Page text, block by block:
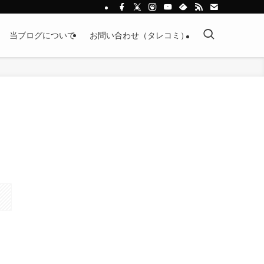
当ブログについて お問い合わせ（タレコミ）